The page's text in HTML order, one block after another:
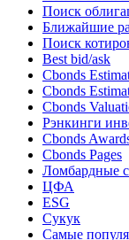
Показать все
Облигации
Поиск
Поиск
Ближайшие
Поиск
Best bid/ask
Cbonds
Cbonds
Cbonds
Рэнкинги
Cbonds Awards
Cbonds Pages
Ломбардные